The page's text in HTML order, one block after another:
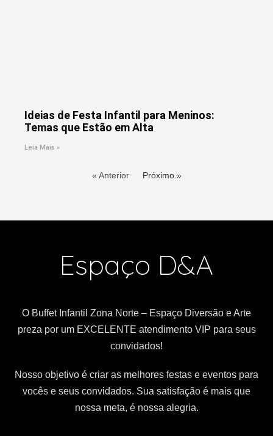
Ideias de Festa Infantil para Meninos:
Temas que Estão em Alta
Leia Mais »
« Anterior Próximo »
Espaço D&A
O Buffet Infantil Zona Norte – Espaço Diversão e Arte
preza por um EXCELENTE atendimento VIP para seus
convidados!
Nosso objetivo é criar as melhores festas e eventos para
vocês e seus convidados. Sua satisfação é mais que
nossa meta, é nossa alegria.